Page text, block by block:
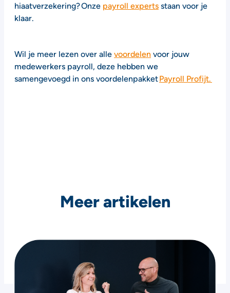
hiaatverzekering? Onze payroll experts staan voor je
klaar.
Wil je meer lezen over alle voordelen voor jouw
medewerkers payroll, deze hebben we
samengevoegd in ons voordelenpakketPayroll Profijt.
Meer artikelen